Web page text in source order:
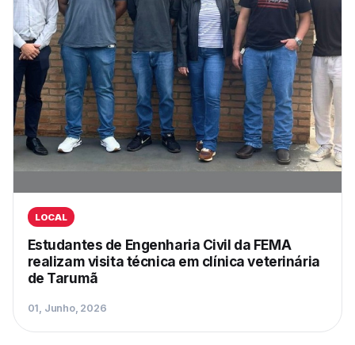
LOCAL
Estudantes de Engenharia Civil da FEMA
realizam visita técnica em clínica veterinária
de Tarumã
01, Junho, 2026